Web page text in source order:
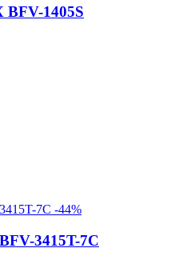
BFV-1405S
-44%
3415T-7C